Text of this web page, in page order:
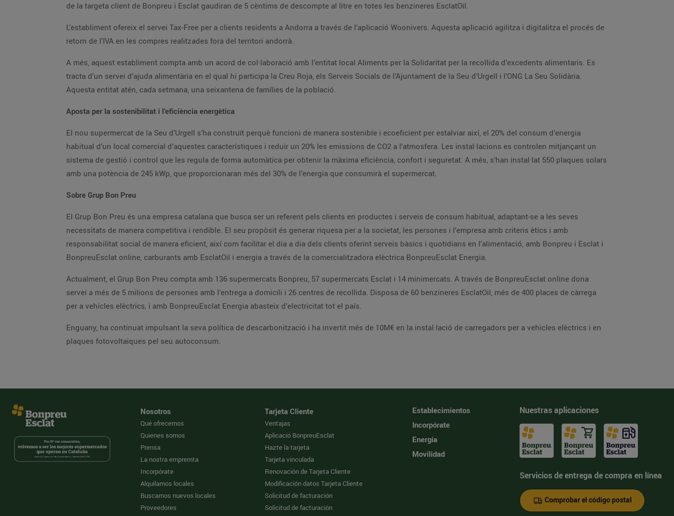
de la targeta client de Bonpreu i Esclat gaudiran de 5 cèntims de descompte al litre en totes les benzineres EsclatOil.
L’establiment ofereix el servei Tax-Free per a clients residents a Andorra a través de l’aplicació Woonivers. Aquesta aplicació agilitza i digitalitza el procés de
retorn de l’IVA en les compres realitzades fora del territori andorrà.
A més, aquest establiment compta amb un acord de col·laboració amb l’entitat local Aliments per la Solidaritat per la recollida d’excedents alimentaris. Es
tracta d’un servei d’ajuda alimentària en el qual hi participa la Creu Roja, els Serveis Socials de l’Ajuntament de la Seu d’Urgell i l’ONG La Seu Solidària.
Aquesta entitat atén, cada setmana, una seixantena de famílies de la població.
Aposta per la sostenibilitat i l’eficiència energètica
El nou supermercat de la Seu d’Urgell s’ha construït perquè funcioni de manera sostenible i ecoeficient per estalviar així, el 20% del consum d’energia
habitual d’un local comercial d’aquestes característiques i reduir un 20% les emissions de CO2 a l’atmosfera. Les instal·lacions es controlen mitjançant un
sistema de gestió i control que les regula de forma automàtica per obtenir la màxima eficiència, confort i seguretat. A més, s’han instal·lat 550 plaques solars
amb una potència de 245 kWp, que proporcionaran més del 30% de l’energia que consumirà el supermercat.
Sobre Grup Bon Preu
El Grup Bon Preu és una empresa catalana que busca ser un referent pels clients en productes i serveis de consum habitual, adaptant-se a les seves
necessitats de manera competitiva i rendible. El seu propòsit és generar riquesa per a la societat, les persones i l’empresa amb criteris ètics i amb
responsabilitat social de manera eficient, així com facilitar el dia a dia dels clients oferint serveis bàsics i quotidians en l’alimentació, amb Bonpreu i Esclat i
BonpreuEsclat online, carburants amb EsclatOil i energia a través de la comercialitzadora elèctrica BonpreuEsclat Energia.
Actualment, el Grup Bon Preu compta amb 136 supermercats Bonpreu, 57 supermercats Esclat i 14 minimercats. A través de BonpreuEsclat online dona
servei a més de 5 milions de persones amb l’entrega a domicili i 26 centres de recollida. Disposa de 60 benzineres EsclatOil, més de 400 places de càrrega
per a vehicles elèctrics, i amb BonpreuEsclat Energia abasteix d’electricitat tot el país.
Enguany, ha continuat impulsant la seva política de descarbonització i ha invertit més de 10M€ en la instal·lació de carregadors per a vehicles elèctrics i en
plaques fotovoltaiques pel seu autoconsum.
Nosotros
Qué ofrecemos
Quienes somos
Prensa
La nostra empremta
Incorpórate
Alquilamos locales
Buscamos nuevos locales
Proveedores
Tarjeta Cliente
Ventajas
Aplicació BonpreuEsclat
Hazte la tarjeta
Tarjeta vinculada
Renovación de Tarjeta Cliente
Modificación datos Tarjeta Cliente
Solicitud de facturación
Solicitud de facturación
Establecimientos
Incorpórate
Energía
Movilidad
Nuestras aplicaciones
Servicios de entrega de compra en línea
Comprobar el código postal